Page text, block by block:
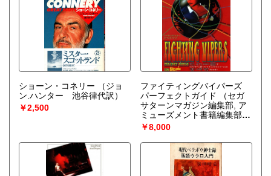
ショーン・コネリー
（ジョ
ン.ハンター 池谷律代訳）
￥2,500
ファイティングバイパーズ
パーフェクトガイド
（セガ
サターンマガジン編集部, ア
ミューズメント書籍編集部
編）
￥8,000